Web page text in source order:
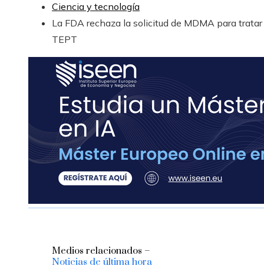
Ciencia y tecnología
La FDA rechaza la solicitud de MDMA para
TEPT
Medios relacionados –
Noticias de última hora